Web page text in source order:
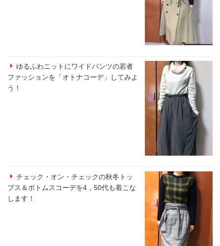
ゆるふわニットにワイドパンツの若者
ファッションを「オトナコーデ」してみよ
う！
チェック・オン・チェックの秋冬トッ
プス＆ボトムスコーデを4，50代も着こな
します！